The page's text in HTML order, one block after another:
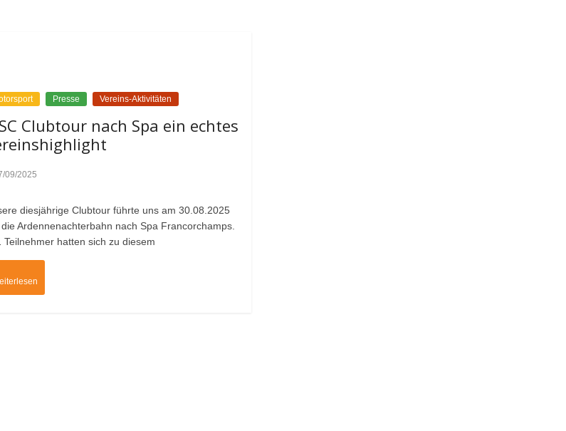
Presse Vereins-Aktivitäten
Clubtour nach Spa ein echtes
09/2025
diesjährige Clubtour führte uns am 30.08.2025
Ardennenachterbahn nach Spa Francorchamps.
Teilnehmer hatten sich zu diesem